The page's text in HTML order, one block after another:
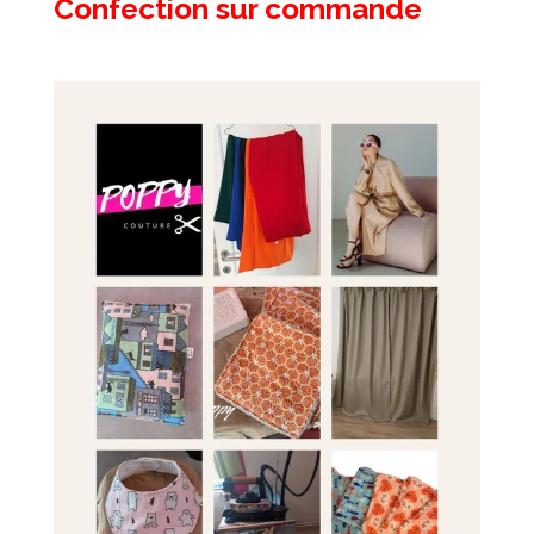
Confection sur commande